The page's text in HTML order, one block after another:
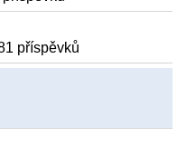
příspěvků